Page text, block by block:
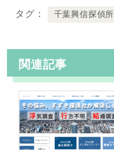
c
o
o
k
タグ 千葉興信探偵所
関連記事